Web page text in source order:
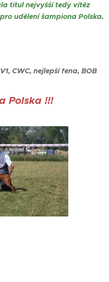
titul nejvyšší tedy vítěz
udělení šampiona Polska.
V1, CWC, nejlepší fena, BOB
Polska !!!